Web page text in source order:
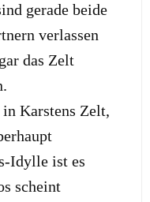
gerade beide
verlassen
das Zelt
Karstens Zelt,
Idylle ist es
scheint